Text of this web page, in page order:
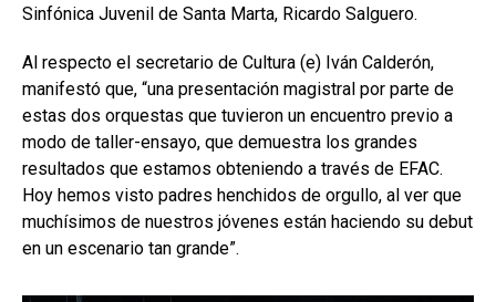
Sinfónica Juvenil de Santa Marta, Ricardo Salguero.
Al respecto el secretario de Cultura (e) Iván Calderón,
manifestó que, “una presentación magistral por parte de
estas dos orquestas que tuvieron un encuentro previo a
modo de taller-ensayo, que demuestra los grandes
resultados que estamos obteniendo a través de EFAC.
Hoy hemos visto padres henchidos de orgullo, al ver que
muchísimos de nuestros jóvenes están haciendo su debut
en un escenario tan grande”.